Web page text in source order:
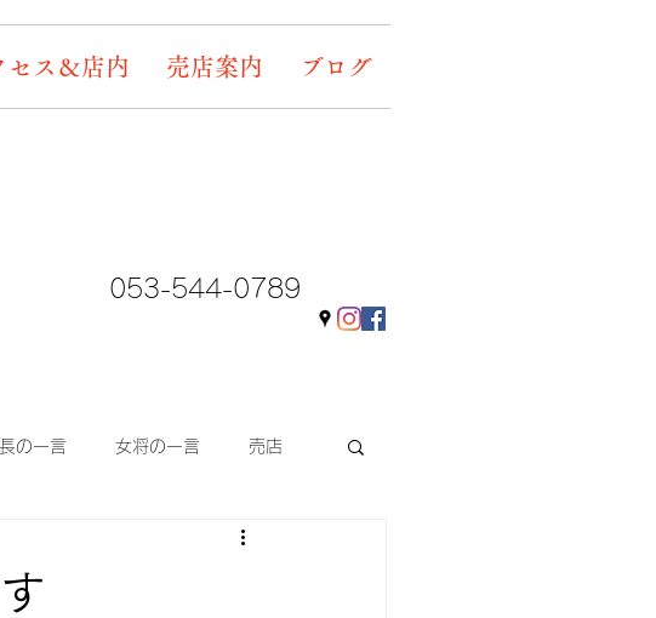
セス＆店内 売店案内 ブログ
053-544-0789
の一言 女将の一言 売店
ギャラリー&イベント